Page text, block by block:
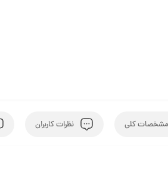
مشخصات کلی نظرات کاربران